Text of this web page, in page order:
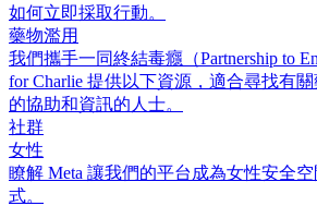
如何立即採取行動。
藥物濫用
我們攜手一同終結毒癮（Partnership to
for Charlie 提供以下資源，適合尋找有
的協助和資訊的人士。
社群
女性
瞭解 Meta 讓我們的平台成為女性安全
式。